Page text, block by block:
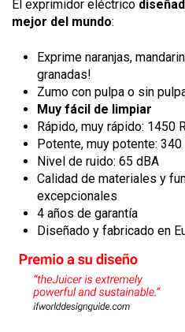
El exprimidor eléctrico
mejor del mundo:
Exprime naranjas,
granadas!
Zumo con pulpa o sin
Muy fácil de limpiar
Rápido, muy rápido: 1450
Potente, muy potente: 340
Nivel de ruido: 65 dBA
Calidad de materiales y
excepcionales
4 años de garantía
Diseñado y fabricado en